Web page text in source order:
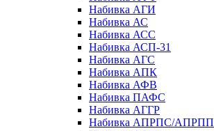
Набивка АГИ
Набивка АС
Набивка АСС
Набивка АСП-31
Набивка АГС
Набивка АПК
Набивка АФВ
Набивка ПАФС
Набивка АГГР
Набивка АПРПС/АПРПП